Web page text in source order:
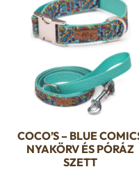
Ennek
a
COCO’S – BLUE
NYAKÖRV ÉS PÓRÁZ
SZETT